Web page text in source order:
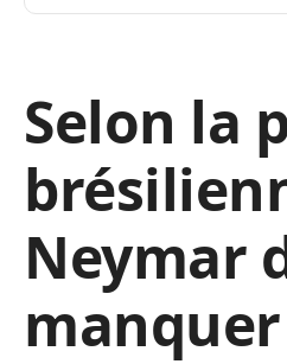
Selon la
Neymar